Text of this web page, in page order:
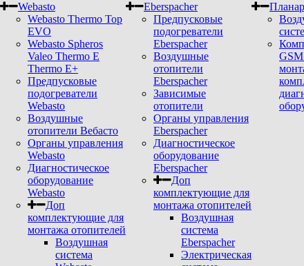
Webasto
Webasto Thermo Top
EVO
Webasto Spheros
Valeo Thermo E
Thermo E+
Предпусковые
подогреватели
Webasto
Воздушные
отопители Вебасто
Органы управления
Webasto
Диагностическое
оборудование
Webasto
Доп
комплектующие для
монтажа отопителей
Воздушная
система
Eberspacher
Предпусковые
подогреватели
Eberspacher
Воздушные
отопители
Eberspacher
Зависимые
отопители
Органы управления
Eberspacher
Диагностическое
оборудование
Eberspacher
Доп
комплектующие для
монтажа отопителей
Воздушная
система
Eberspacher
Электрическая
Планар